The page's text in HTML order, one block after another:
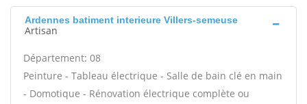
Ardennes batiment interieure Villers-semeuse
Artisan
Département: 08
Peinture - Tableau électrique - Salle de bain clé en main
- Domotique - Rénovation électrique complète ou